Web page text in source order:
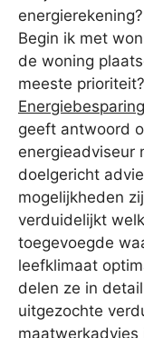
Begin ik met
de woning
meeste
geeft antwoord
energieadviseur
doelgericht
mogelijkheden
verduidelijkt
toegevoegde
leefklimaat
delen ze in
uitgezochte
maatwerkadvies